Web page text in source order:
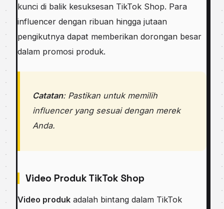
kunci di balik kesuksesan TikTok Shop. Para
influencer dengan ribuan hingga jutaan
pengikutnya dapat memberikan dorongan besar
dalam promosi produk.
Catatan: Pastikan untuk memilih
influencer yang sesuai dengan merek
Anda.
Video Produk TikTok Shop
Video produk adalah bintang dalam TikTok